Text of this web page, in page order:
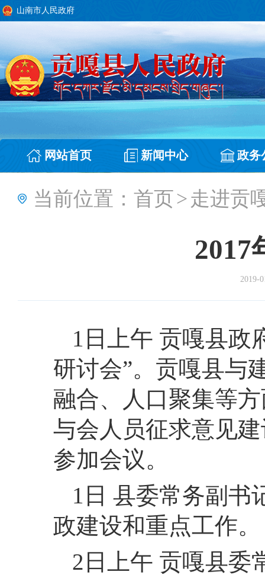
山南市人民政府
网站首页 新闻中心 政务
当前位置： 首页>走进贡
2017
2019-
1日上午 贡嘎县政
研讨会”。贡嘎县与
融合、人口聚集等
与会人员征求意见
参加会议。
1日 县委常务副书
政建设和重点工作。
2日上午 贡嘎县委